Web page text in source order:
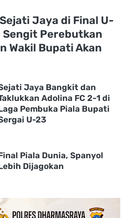
Jaya di Final U-
Sengit Perebutkan
Wakil Bupati Akan
Jaya Bangkit dan
Adolina FC 2-1 di
Pembuka Piala Bupati
U-23
Piala Dunia, Spanyol
Dijagokan